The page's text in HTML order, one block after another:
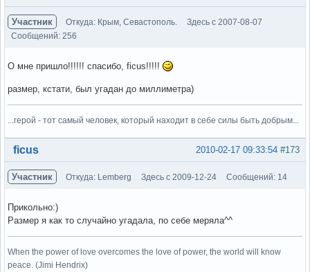
Участник Откуда: Крым, Севастополь.
Здесь с 2007-08-07
Сообщений: 256
О мне пришло!!!!!! спасибо, ficus!!!!!
размер, кстати, был угадан до миллиметра)
...герой - тот самый человек, который находит в себе силы быть добрым...
Вне форума #173
2010-02-17 09:33:54
ficus
Участник Откуда: Lemberg Здесь с 2009-12-24 Сообщений: 14
Прикольно:)
Размер я как то случайно угадала, по себе меряла^^
When the power of love overcomes the love of power, the world will know
peace. (Jimi Hendrix)